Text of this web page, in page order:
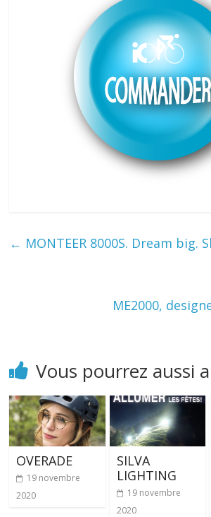
← MONTEER 8000S. Dream big.
ME2000,
Vous pourrez aussi
OVERADE
19 novembre
2020
SILVA
LIGHTING
19 novembre
2020